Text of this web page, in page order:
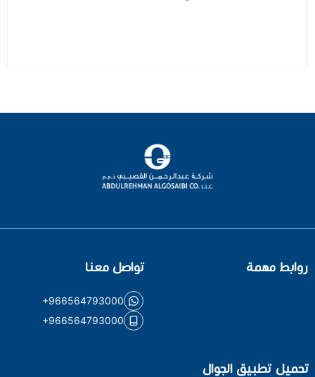
روابط مهمة تواصل معنا
+966564793000
+966564793000
تحميل تطبيق الجوال